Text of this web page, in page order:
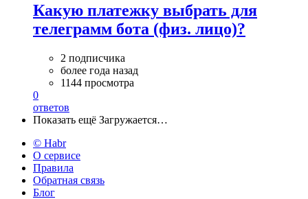
Какую платежку выбрать для
телеграмм бота (физ. лицо)?
2 подписчика
более года назад
1144 просмотра
0
ответов
Показать ещё Загружается…
© Habr
О сервисе
Правила
Обратная связь
Блог